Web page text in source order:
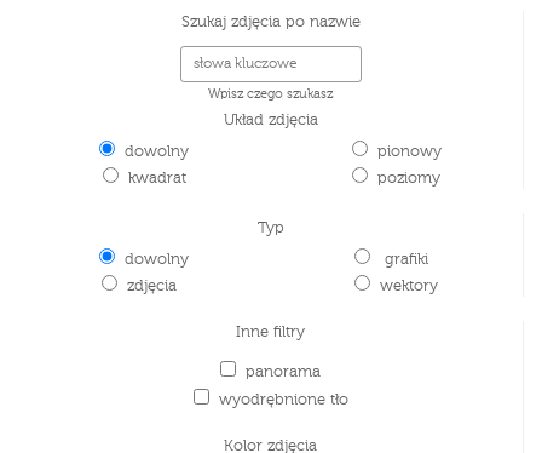
Szukaj zdjęcia po nazwie
Wpisz czego szukasz
Układ zdjęcia
dowolny
kwadrat
pionowy
poziomy
Typ
dowolny
zdjęcia
grafiki
wektory
Inne filtry
panorama
wyodrębnione tło
Kolor zdjęcia